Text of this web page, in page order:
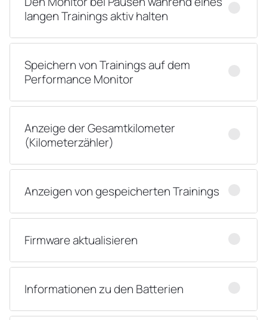
langen Trainings aktiv halten
Speichern von Trainings auf dem
Performance Monitor
Anzeige der Gesamtkilometer
(Kilometerzähler)
Anzeigen von gespeicherten Trainings
Firmware aktualisieren
Informationen zu den Batterien